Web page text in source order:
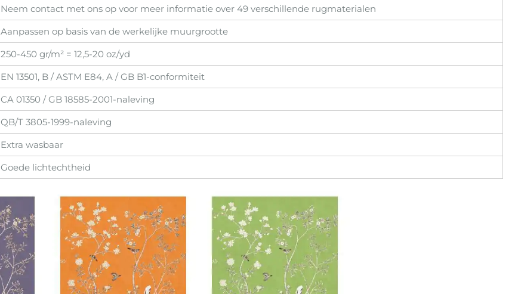
Neem contact met ons op voor meer informatie over 49 verschillende rugmaterialen
Aanpassen op basis van de werkelijke muurgrootte
250-450 gr/m² = 12,5-20 oz/yd
EN 13501, B / ASTM E84, A / GB B1-conformiteit
CA 01350 / GB 18585-2001-naleving
QB/T 3805-1999-naleving
Extra wasbaar
Goede lichtechtheid